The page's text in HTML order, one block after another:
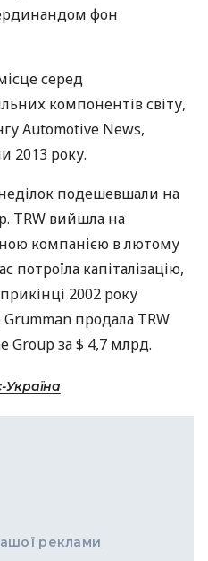
фон
серед
компонентів світу,
Automotive News,
2013 року.
подешевшали на
TRW вийшла на
компанією в лютому
потроїла капіталізацію,
2002 року
продала TRW
Group за $ 4,7 млрд.
Україна
реклами